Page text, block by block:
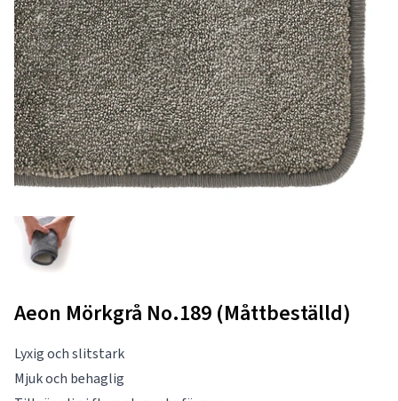
Aeon Mörkgrå No.189 (Måttbeställd)
Lyxig och slitstark
Mjuk och behaglig